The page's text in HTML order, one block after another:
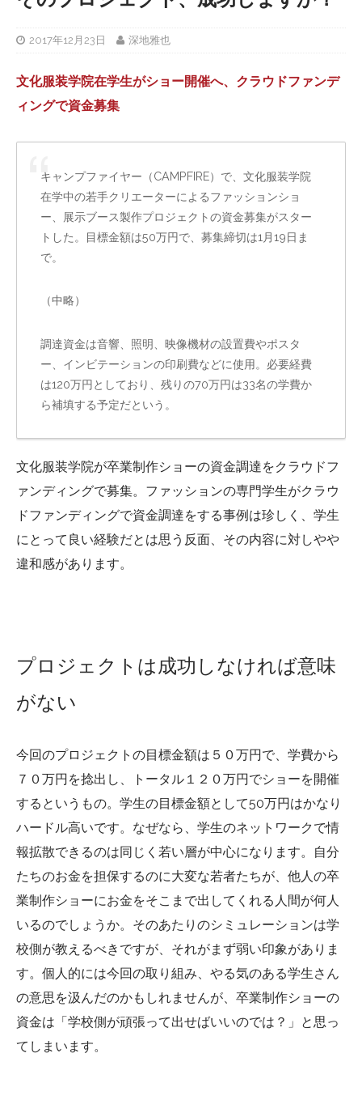
2017年12月23日 深地雅也
文化服装学院在学生がショー開催へ、クラウドファンデ
ィングで資金募集
キャンプファイヤー（CAMPFIRE）で、文化服装学院
在学中の若手クリエーターによるファッションショ
ー、展示ブース製作プロジェクトの資金募集がスター
トした。目標金額は50万円で、募集締切は1月19日ま
で。
（中略）
調達資金は音響、照明、映像機材の設置費やポスタ
ー、インビテーションの印刷費などに使用。必要経費
は120万円としており、残りの70万円は33名の学費か
ら補填する予定だという。
文化服装学院が卒業制作ショーの資金調達をクラウドフ
ァンディングで募集。ファッションの専門学生がクラウ
ドファンディングで資金調達をする事例は珍しく、学生
にとって良い経験だとは思う反面、その内容に対しやや
違和感があります。
プロジェクトは成功しなければ意味
がない
今回のプロジェクトの目標金額は５０万円で、学費から
７０万円を捻出し、トータル１２０万円でショーを開催
するというもの。学生の目標金額として50万円はかなり
ハードル高いです。なぜなら、学生のネットワークで情
報拡散できるのは同じく若い層が中心になります。自分
たちのお金を担保するのに大変な若者たちが、他人の卒
業制作ショーにお金をそこまで出してくれる人間が何人
いるのでしょうか。そのあたりのシミュレーションは学
校側が教えるべきですが、それがまず弱い印象がありま
す。個人的には今回の取り組み、やる気のある学生さん
の意思を汲んだのかもしれませんが、卒業制作ショーの
資金は「学校側が頑張って出せばいいのでは？」と思っ
てしまいます。